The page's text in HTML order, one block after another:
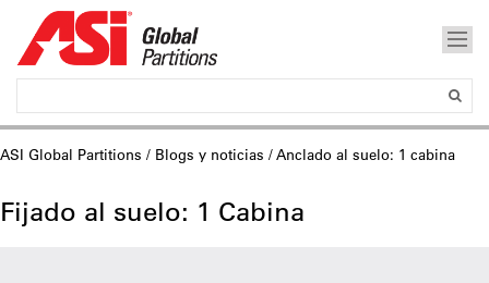
ASI Global Partitions / Blogs y noticias / Anclado al suelo: 1 cabina
Fijado al suelo: 1 Cabina